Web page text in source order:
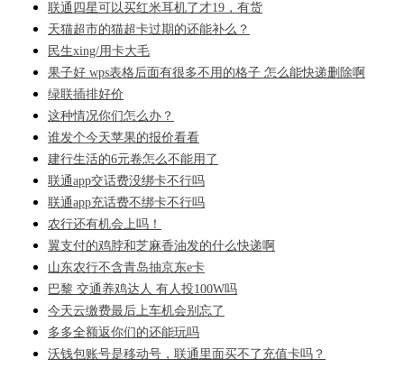
联通四星可以买红米耳机了才19，有货
天猫超市的猫超卡过期的还能补么？
民生xing/用卡大毛
果子好 wps表格后面有很多不用的格子 怎么能快递删除啊
绿联插排好价
这种情况你们怎么办？
谁发个今天苹果的报价看看
建行生活的6元卷怎么不能用了
联通app交话费没绑卡不行吗
联通app充话费不绑卡不行吗
农行还有机会上吗！
翼支付的鸡脖和芝麻香油发的什么快递啊
山东农行不含青岛抽京东e卡
巴黎 交通养鸡达人 有人投100W吗
今天云缴费最后上车机会别忘了
多多全额返你们的还能玩吗
沃钱包账号是移动号，联通里面买不了充值卡吗？